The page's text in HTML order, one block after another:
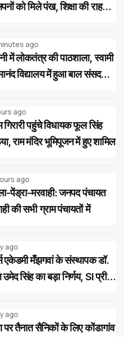
को मिले पंख, शिक्षा की राह
ago
में लोकतंत्र की पाठशाला, स्वामी
विद्यालय में हुआ बाल संसद
ago
गिरारी पहुंचे विधायक फूल सिंह
राम मंदिर भूमिपूजन में हुए शामिल
ago
पेंड्रा-मरवाही: जनपद पंचायत
की सभी ग्राम पंचायतों में
ago
एकेडमी मँझगवां के संस्थापक डॉ.
सिंह का बड़ा निर्णय, SI प्री
कोचिंग और आवासीय सुविधा
ago
पर तैनात सैनिकों के लिए कोंडागांव